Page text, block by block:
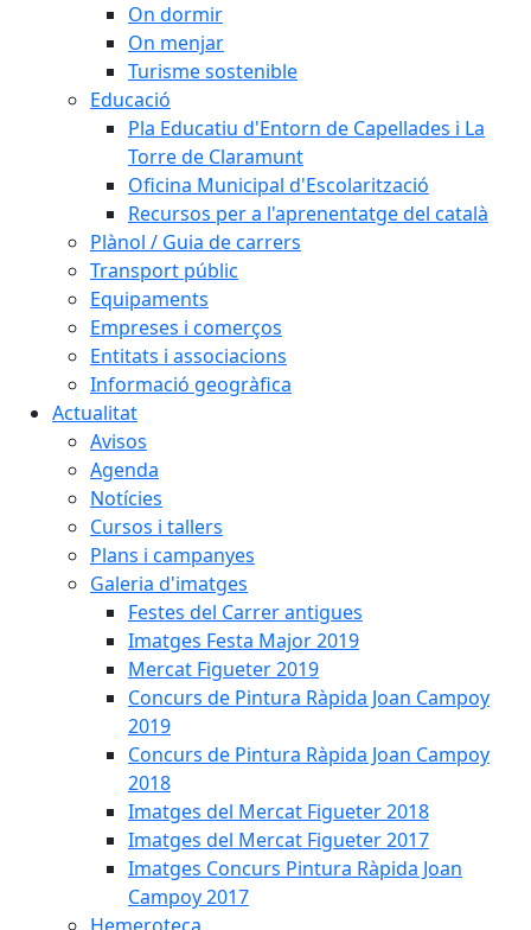
On dormir
On menjar
Turisme sostenible
Educació
Pla Educatiu d'Entorn de Capellades i La
Torre de Claramunt
Oficina Municipal d'Escolarització
Recursos per a l'aprenentatge del català
Plànol / Guia de carrers
Transport públic
Equipaments
Empreses i comerços
Entitats i associacions
Informació geogràfica
Actualitat
Avisos
Agenda
Notícies
Cursos i tallers
Plans i campanyes
Galeria d'imatges
Festes del Carrer antigues
Imatges Festa Major 2019
Mercat Figueter 2019
Concurs de Pintura Ràpida Joan Campoy
2019
Concurs de Pintura Ràpida Joan Campoy
2018
Imatges del Mercat Figueter 2018
Imatges del Mercat Figueter 2017
Imatges Concurs Pintura Ràpida Joan
Campoy 2017